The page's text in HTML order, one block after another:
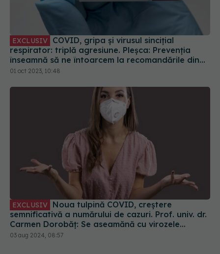
EXCLUSIV
respirator: triplă agresiune. Pleșca: Prevenția
înseamnă să ne întoarcem la recomandările din
timpul pandemiei!
01 oct 2023, 10:48
EXCLUSIV
semnificativă a numărului de cazuri. Prof. univ. dr.
Carmen Dorobăț: Se aseamănă cu virozele
respiratorii. Nu necesită tratament simptomatic
03 aug 2024, 08:57